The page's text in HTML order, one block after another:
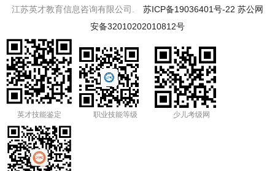
江苏英才教育信息咨询有限公司. 苏ICP备19036401号-22 苏公网
安备32010202010812号
英才技能鉴定 职业技能等级 少儿考级网